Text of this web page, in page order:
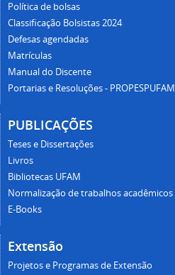
Política de bolsas
Classificação Bolsistas 2024
Defesas agendadas
Matrículas
Manual do Discente
Portarias e Resoluções - PROPESPUFAM
PUBLICAÇÕES
Teses e Dissertações
Livros
Bibliotecas UFAM
Normalização de trabalhos acadêmicos
E-Books
Extensão
Projetos e Programas de Extensão